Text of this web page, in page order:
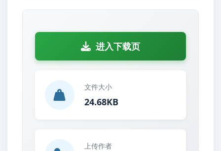
进入下载页
文件大小
24.68KB
上传作者